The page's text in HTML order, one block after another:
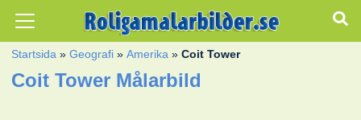
Startsida »Geografi »Amerika »Coit Tower
Coit Tower Målarbild